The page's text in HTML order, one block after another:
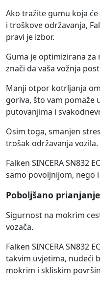
Ako tražite gumu koja
i troškove održavanja,
pravi je izbor.
Guma je optimizirana
znači da vaša vožnja
Manji otpor kotrljanja
goriva, što vam pomaže
putovanjima i
Osim toga, smanjen
trošak održavanja vozila.
Falken SINCERA SN832
samo povoljnijom, nego
Poboljšano
Sigurnost na mokrim
vozača.
Falken SINCERA SN832
takvim uvjetima, nudeći
mokrim i skliskim